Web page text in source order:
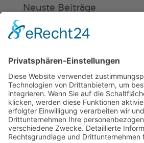
Neuste Beiträge
Verein
ab 13 Uhr geschlossen
„Am Ende bekommt
Schwimmabzeichen“